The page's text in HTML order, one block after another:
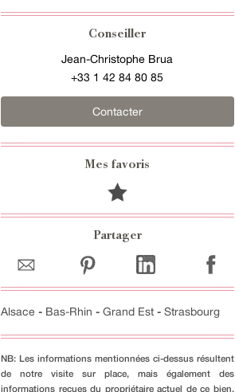
Conseiller
Jean-Christophe Brua
+33 1 42 84 80 85
Contacter
Mes favoris
Partager
Alsace - Bas-Rhin - Grand Est - Strasbourg
NB: Les informations mentionnées ci-dessus résultent
de notre visite sur place, mais également des
informations reçues du propriétaire actuel de ce bien.